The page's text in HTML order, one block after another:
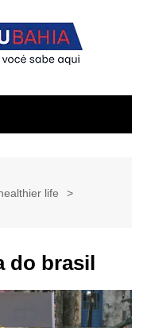
life
do brasil